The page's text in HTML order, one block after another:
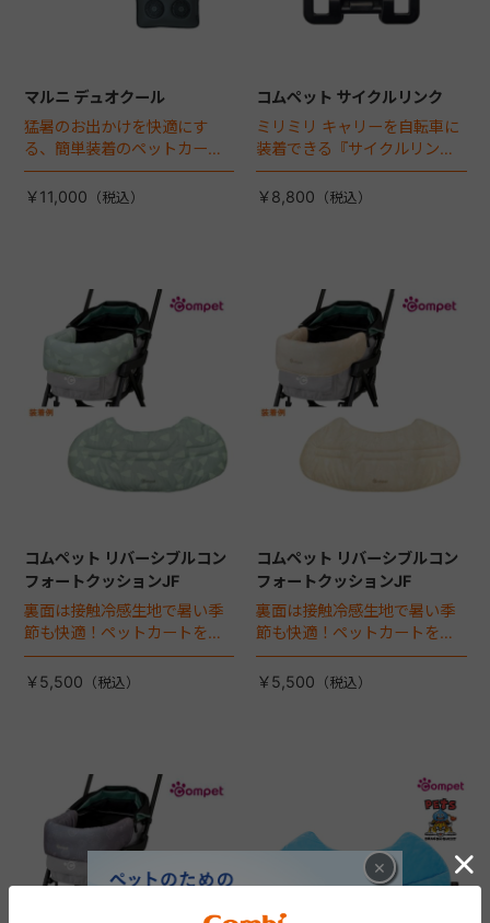
マルニ デュオクール
猛暑のお出かけを快適にす
る、簡単装着のペットカート
専用ダブル送風ファンが登
場。
￥11,000
コムペット サイクルリンク
ミリミリ キャリーを自転車に
装着できる『サイクルリン
ク』が登場！
￥8,800
コムペット リバーシブルコン
フォートクッションJF
裏面は接触冷感生地で暑い季
節も快適！ペットカートをお
しゃれに・かわいく・かっこ
よく！
￥5,500
コムペット リバーシブルコン
フォートクッションJF
裏面は接触冷感生地で暑い季
節も快適！ペットカートをお
しゃれに・かわいく・かっこ
よく！
￥5,500
×